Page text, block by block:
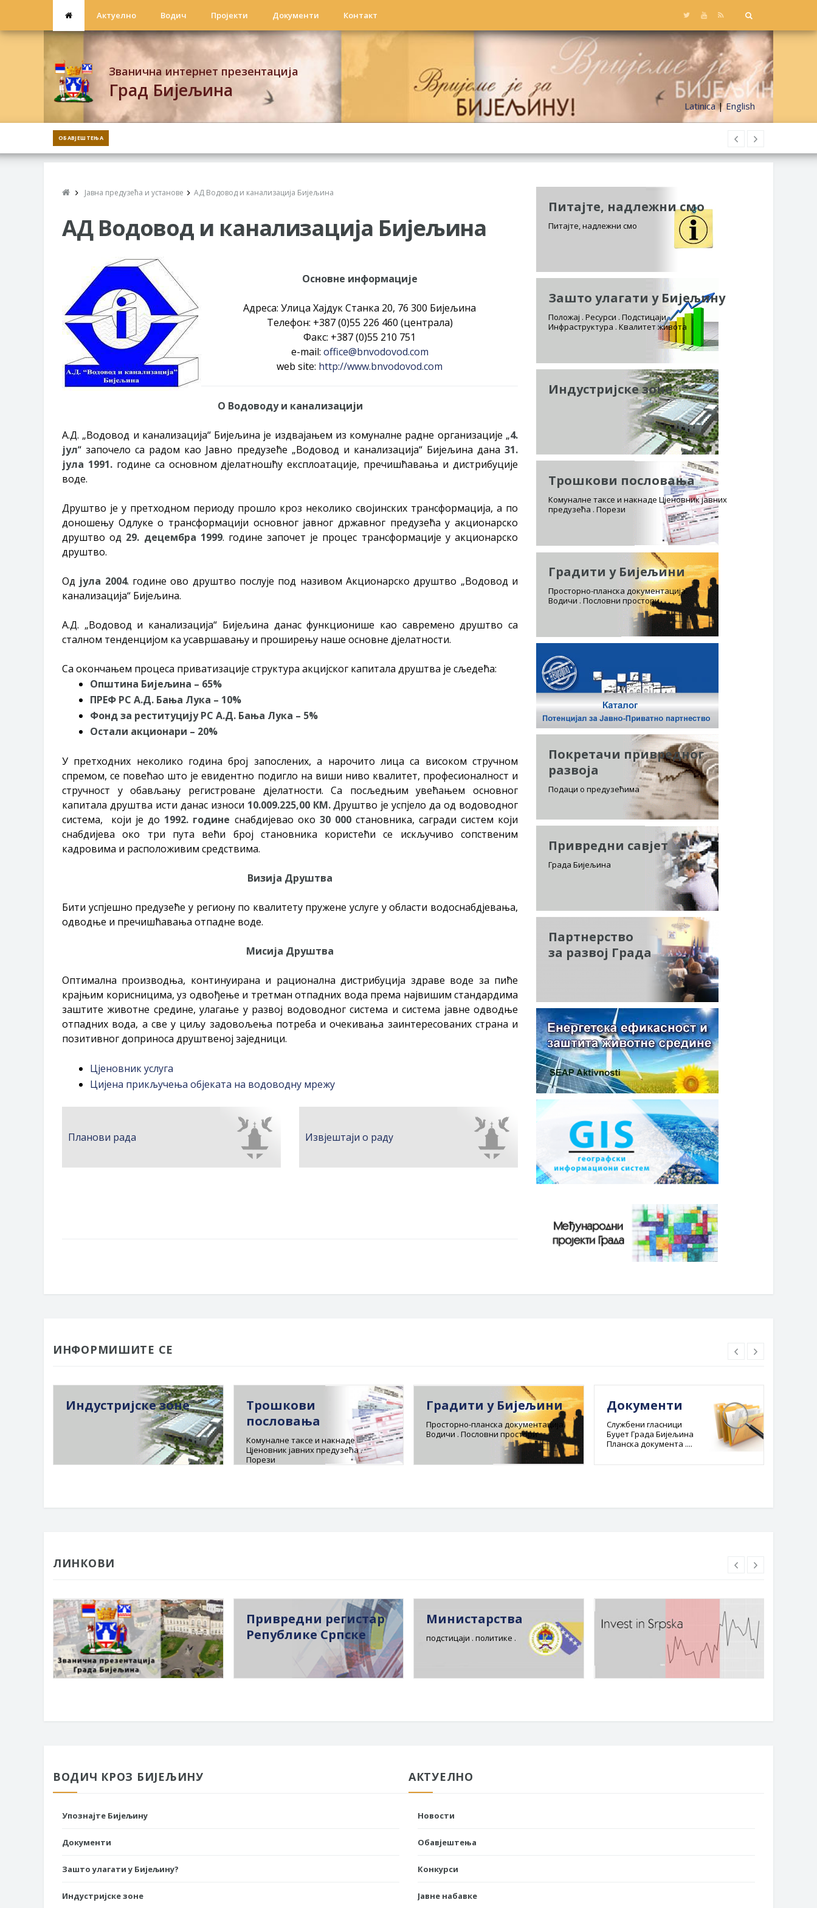
Актуелно Водич Пројекти Документи Контакт
Latinica| English
Званична интернет презентација
Град Бијељина
ОБАВЈЕШТЕЊА
Јавна предузећа и установе АД Водовод и канализација Бијељина
АД Водовод и канализација Бијељина
Основне информације
Адреса: Улица Хајдук Станка 20, 76 300 Бијељина
Teлефон: +387 (0)55 226 460 (централа)
Факс: +387 (0)55 210 751
e-mail: office@bnvodovod.com
web site: http://www.bnvodovod.com
О Водоводу и канализацији
А.Д. „Водовод и канализација“ Бијељина је издвајањем из комуналне радне организације „4.
јул“ започело са радом као Јавно предузеће „Водовод и канализација“ Бијељина дана 31.
јула 1991.године са основном дјелатношћу експлоатације, пречишћавања и дистрибуције
воде.
Друштво је у претходном периоду прошло кроз неколико својинских трансформација, а по
доношењу Одлуке о трансформацији основног јавног државног предузећа у акционарско
друштво од 29. децембра 1999. године започет је процес трансформације у акционарско
друштво.
Од јула 2004. године ово друштво послује под називом Акционарско друштво „Водовод и
канализација“ Бијељина.
А.Д. „Водовод и канализација“ Бијељина данас функционише као савремено друштво са
сталном тенденцијом ка усавршавању и проширењу наше основне дјелатности.
Са окончањем процеса приватизације структура акцијског капитала друштва је сљедећа:
Општина Бијељина – 65%
ПРЕФ РС А.Д. Бања Лука – 10%
Фонд за реституцију РС А.Д. Бања Лука – 5%
Остали акционари – 20%
У претходних неколико година број запослених, а нарочито лица са високом стручном
спремом, се повећао што је евидентно подигло на виши ниво квалитет, професионалност и
стручност у обављању регистроване дјелатности. Са посљедњим увећањем основног
капитала друштва исти данас износи 10.009.225,00 КМ.Друштво је успјело да од водоводног
система, који је до 1992. године снабдијевао око 30 000становника, сагради систем који
снабдијева око три пута већи број становника користећи се искључиво сопственим
кадровима и расположивим средствима.
Визија Друштва
Бити успјешно предузеће у региону по квалитету пружене услуге у области водоснабдјевања,
одводње и пречишћавања отпадне воде.
Мисија Друштва
Оптимална производња, континуирана и рационална дистрибуција здраве воде за пиће
крајњим корисницима, уз одвођење и третман отпадних вода према највишим стандардима
заштите животне средине, улагање у развој водоводног система и система јавне одводње
отпадних вода, а све у циљу задовољења потреба и очекивања заинтересованих страна и
позитивног доприноса друштвеној заједници.
Цјеновник услуга
Цијена прикључења објеката на водоводну мрежу
Планови рада Извјештаји о раду
Питајте, надлежни смо
Питајте, надлежни смо
Зашто улагати у Бијељину
Положај . Ресурси . Подстицаји
Инфраструктура . Квалитет живота
Индустријске зоне
Трошкови пословања
Комуналне таксе и накнаде Цјеновник јавних
предузећа . Порези
Градити у Бијељини
Просторно-планска документација.
Водичи . Пословни простори
Покретачи привредног
развоја
Подаци о предузећима
Привредни савјет
Града Бијељина
Партнерство
за развој Града
ИНФОРМИШИТЕ СЕ
Индустријске зоне
Трошкови
пословања
Комуналне таксе и накнаде
Цјеновник јавних предузећа .
Порези
Градити у Бијељини
Просторно-планска документација.
Водичи . Пословни простори
Документи
Службени гласници
Буџет Града Бијељина
Планска документа ....
ЛИНКОВИ
Привредни регистар
Републике Српске
Министарства
подстицаји . политике .
ВОДИЧ КРОЗ БИЈЕЉИНУ
Упознајте Бијељину
Документи
Зашто улагати у Бијељину?
Индустријске зоне
АКТУЕЛНО
Новости
Обавјештења
Конкурси
Јавне набавке